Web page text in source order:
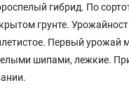
гибрид. По
грунте.
Первый
шипами, лежкие.